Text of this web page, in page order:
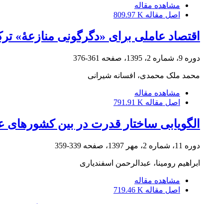
مشاهده مقاله
اصل مقاله 809.97 K
اقتصاد عاملی برای «دگرگونی منازعۀ»
دوره 9، شماره 2، 1395، صفحه 361-376
محمد ملک محمدی، افسانه شیرانی
مشاهده مقاله
اصل مقاله 791.91 K
الگویابی ساختار قدرت در بین کشورهای
دوره 11، شماره 2، مهر 1397، صفحه 339-359
ابراهیم رومینا، عبدالرحمن اسفندیاری
مشاهده مقاله
اصل مقاله 719.46 K